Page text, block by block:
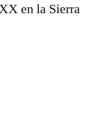
en la Sierra